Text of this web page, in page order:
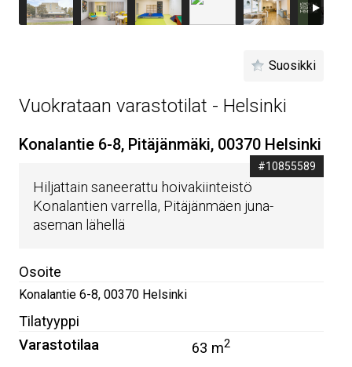
Suosikki
Vuokrataan varastotilat - Helsinki
Konalantie 6-8, Pitäjänmäki, 00370 Helsinki
#10855589
Hiljattain saneerattu hoivakiinteistö
Konalantien varrella, Pitäjänmäen juna-
aseman lähellä
Osoite
Konalantie 6-8, 00370 Helsinki
Tilatyyppi
Varastotilaa
63 m2